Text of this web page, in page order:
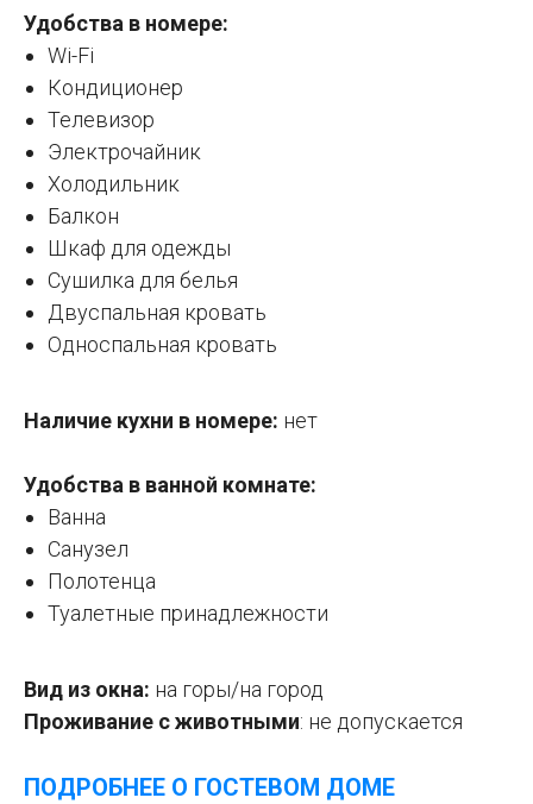
Удобства в номере:
Wi-Fi
Кондиционер
Телевизор
Электрочайник
Холодильник
Балкон
Шкаф для одежды
Сушилка для белья
Двуспальная кровать
Односпальная кровать
Наличие кухни в номере: нет
Удобства в ванной комнате:
Ванна
Санузел
Полотенца
Туалетные принадлежности
Вид из окна: на горы/на город
Проживание с животными: не допускается
ПОДРОБНЕЕ О ГОСТЕВОМ ДОМЕ